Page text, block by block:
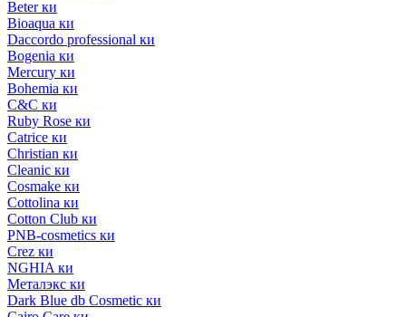
Beter ки
Bioaqua ки
Daccordo professional ки
Bogenia ки
Mercury ки
Bohemia ки
C&C ки
Ruby Rose ки
Catrice ки
Christian ки
Cleanic ки
Cosmake ки
Cottolina ки
Cotton Club ки
PNB-cosmetics ки
Crez ки
NGHIA ки
Металэкс ки
Dark Blue db Cosmetic ки